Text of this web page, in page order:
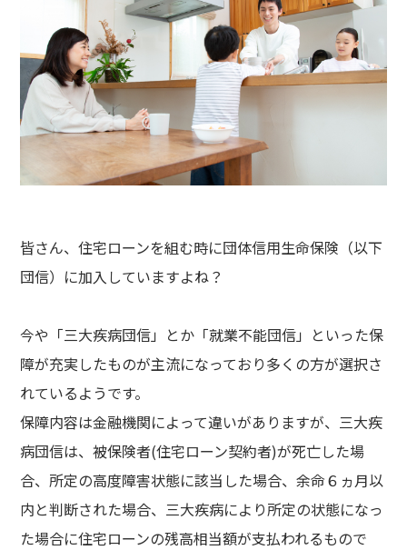
皆さん、住宅ローンを組む時に団体信用生命保険（以下
団信）に加入していますよね？
今や「三大疾病団信」とか「就業不能団信」といった保
障が充実したものが主流になっており多くの方が選択さ
れているようです。
保障内容は金融機関によって違いがありますが、三大疾
病団信は、被保険者(住宅ローン契約者)が死亡した場
合、所定の高度障害状態に該当した場合、余命６ヵ月以
内と判断された場合、三大疾病により所定の状態になっ
た場合に住宅ローンの残高相当額が支払われるもので